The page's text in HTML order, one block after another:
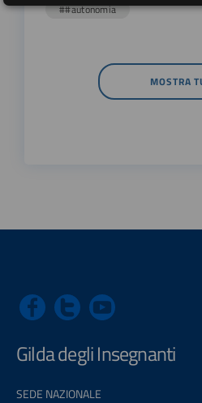
##autonomia
MOSTRA
Gilda degli Insegnanti
SEDE NAZIONALE